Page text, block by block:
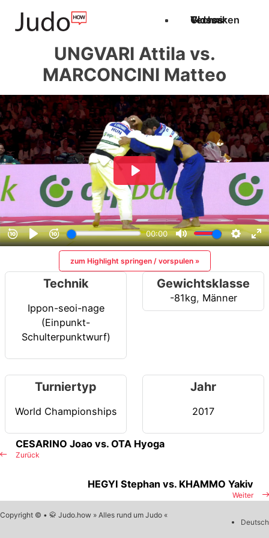
Techniken
Videos
Glossar
UNGVARI Attila vs.
MARCONCINI Matteo
zum Highlight springen / vorspulen »
Technik
Ippon-seoi-nage
(Einpunkt-
Schulterpunktwurf)
Gewichtsklasse
-81kg, Männer
Turniertyp
World Championships
Jahr
2017
Zurück
CESARINO Joao vs. OTA Hyoga
Weiter
HEGYI Stephan vs. KHAMMO Yakiv
Copyright © • 🥋 Judo.how » Alles rund um Judo «
Deutsch